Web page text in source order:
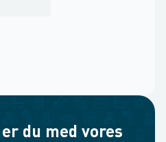
du med vores